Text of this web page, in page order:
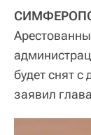
будет снят с
заявил